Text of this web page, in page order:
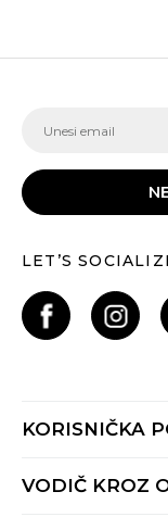
LET’S
KORISNIČKA
Provjeri status
VODIČ KROZ